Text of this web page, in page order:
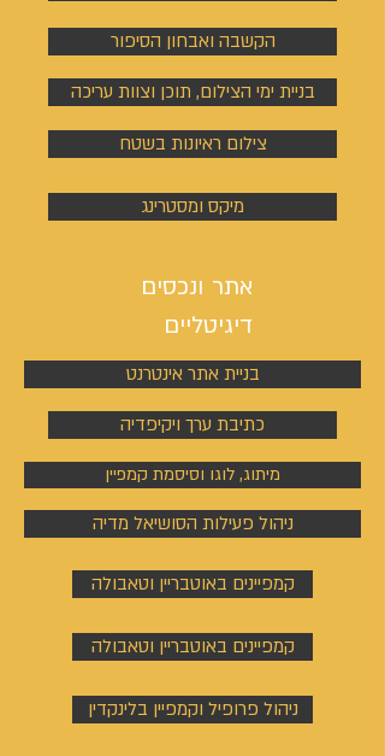
הקשבה ואבחון הסיפור
בניית ימי הצילום, תוכן וצוות עריכה
צילום ראיונות בשטח
מיקס ומסטרינג
אתר ונכסים
דיגיטליים
בניית אתר אינטרנט
כתיבת ערך ויקיפדיה
מיתוג, לוגו וסיסמת קמפיין
ניהול פעילות הסושיאל מדיה
קמפיינים באוטבריין וטאבולה
קמפיינים באוטבריין וטאבולה
ניהול פרופיל וקמפיין בלינקדין